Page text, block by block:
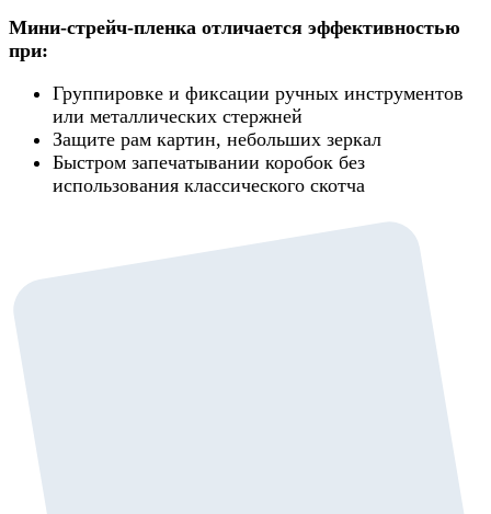
Мини-стрейч-пленка отличается эффективностью
при:
Группировке и фиксации ручных инструментов
или металлических стержней
Защите рам картин, небольших зеркал
Быстром запечатывании коробок без
использования классического скотча